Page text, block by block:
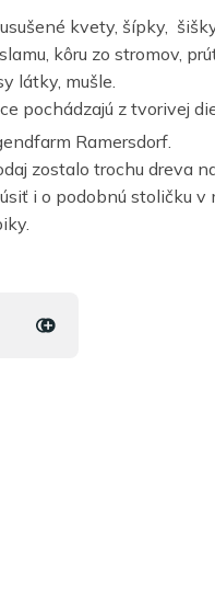
kvety, šípky,
kôru zo stromov,
látky, mušle.
pochádzajú z tvorivej
Ramersdorf.
zostalo trochu dreva
i o podobnú stoličku v